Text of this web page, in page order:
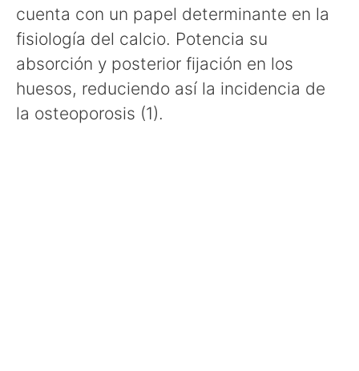
cuenta con un papel determinante en la
fisiología del calcio. Potencia su
absorción y posterior fijación en los
huesos, reduciendo así la incidencia de
la osteoporosis (1).